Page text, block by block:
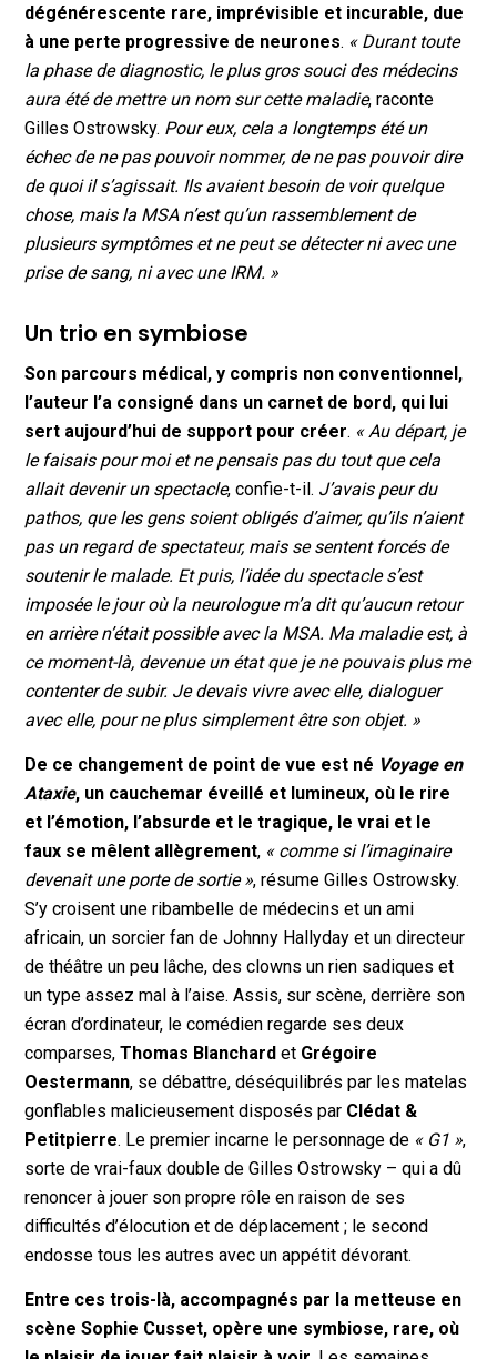
dégénérescente rare, imprévisible et incurable, due
à une perte progressive de neurones. « Durant toute
la phase de diagnostic, le plus gros souci des médecins
aura été de mettre un nom sur cette maladie, raconte
Gilles Ostrowsky. Pour eux, cela a longtemps été un
échec de ne pas pouvoir nommer, de ne pas pouvoir dire
de quoi il s’agissait. Ils avaient besoin de voir quelque
chose, mais la MSA n’est qu’un rassemblement de
plusieurs symptômes et ne peut se détecter ni avec une
prise de sang, ni avec une IRM. »
Un trio en symbiose
Son parcours médical, y compris non conventionnel,
l’auteur l’a consigné dans un carnet de bord, qui lui
sert aujourd’hui de support pour créer. « Au départ, je
le faisais pour moi et ne pensais pas du tout que cela
allait devenir un spectacle, confie-t-il. J’avais peur du
pathos, que les gens soient obligés d’aimer, qu’ils n’aient
pas un regard de spectateur, mais se sentent forcés de
soutenir le malade. Et puis, l’idée du spectacle s’est
imposée le jour où la neurologue m’a dit qu’aucun retour
en arrière n’était possible avec la MSA. Ma maladie est, à
ce moment-là, devenue un état que je ne pouvais plus me
contenter de subir. Je devais vivre avec elle, dialoguer
avec elle, pour ne plus simplement être son objet. »
De ce changement de point de vue est né Voyage en
Ataxie, un cauchemar éveillé et lumineux, où le rire
et l’émotion, l’absurde et le tragique, le vrai et le
faux se mêlent allègrement, « comme si l’imaginaire
devenait une porte de sortie », résume Gilles Ostrowsky.
S’y croisent une ribambelle de médecins et un ami
africain, un sorcier fan de Johnny Hallyday et un directeur
de théâtre un peu lâche, des clowns un rien sadiques et
un type assez mal à l’aise. Assis, sur scène, derrière son
écran d’ordinateur, le comédien regarde ses deux
comparses,Thomas Blanchard et Grégoire
Oestermann, se débattre, déséquilibrés par les matelas
gonflables malicieusement disposés par Clédat &
Petitpierre. Le premier incarne le personnage de « G1 »,
sorte de vrai-faux double de Gilles Ostrowsky – qui a dû
renoncer à jouer son propre rôle en raison de ses
difficultés d’élocution et de déplacement ; le second
endosse tous les autres avec un appétit dévorant.
Entre ces trois-là, accompagnés par la metteuse en
scène Sophie Cusset, opère une symbiose, rare, où